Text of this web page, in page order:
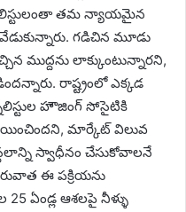
తమ న్యాయమైన
గడిచిన మూడు
ముద్దను లాక్కుంటున్నారని,
రాష్ట్రంలో ఎక్కడ
హౌజింగ్ సోసైటికి
మార్కేట్ విలువ
స్ధలాన్ని స్వాధీనం చేసుకోవాలనే
ఈ పక్రియను
ఏండ్ల ఆశలపై నీళ్ళు